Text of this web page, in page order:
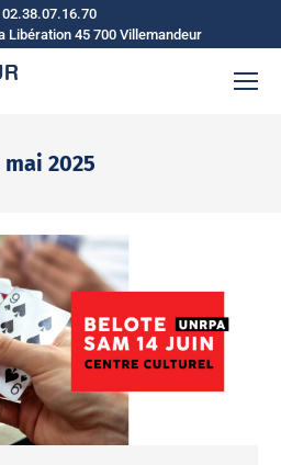
02.38.07.16.70
Libération 45 700 Villemandeur
mai 2025